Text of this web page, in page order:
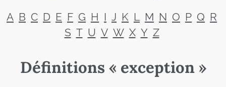
A B C D E F G H I J K L M N O P Q R
S T U V W X Y Z
Définitions « exception »